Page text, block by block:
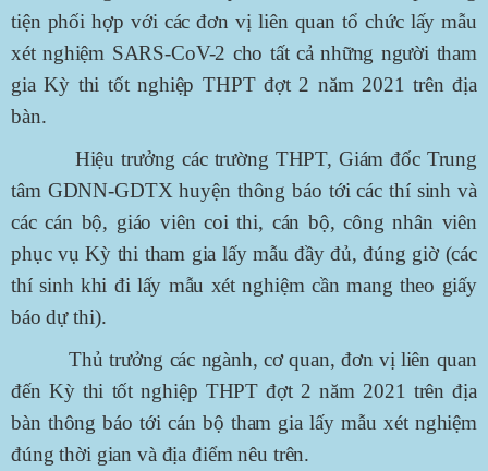
tiện phối hợp với các đơn vị liên quan tổ chức lấy mẫu
xét nghiệm SARS-CoV-2 cho tất cả những người tham
gia Kỳ thi tốt nghiệp THPT đợt 2 năm 2021 trên địa
bàn.
Hiệu trưởng các trường THPT, Giám đốc Trung
tâm GDNN-GDTX huyện thông báo tới các thí sinh và
các cán bộ, giáo viên coi thi, cán bộ, công nhân viên
phục vụ Kỳ thi tham gia lấy mẫu đầy đủ, đúng giờ (các
thí sinh khi đi lấy mẫu xét nghiệm cần mang theo giấy
báo dự thi).
Thủ trưởng các ngành, cơ quan, đơn vị liên quan
đến Kỳ thi tốt nghiệp THPT đợt 2 năm 2021 trên địa
bàn thông báo tới cán bộ tham gia lấy mẫu xét nghiệm
đúng thời gian và địa điểm nêu trên.